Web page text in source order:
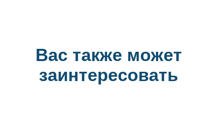
Вас также может
заинтересовать